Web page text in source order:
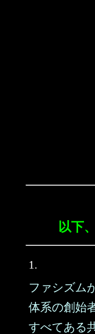
以下
1.
ファシズム
体系の創始
すべてある